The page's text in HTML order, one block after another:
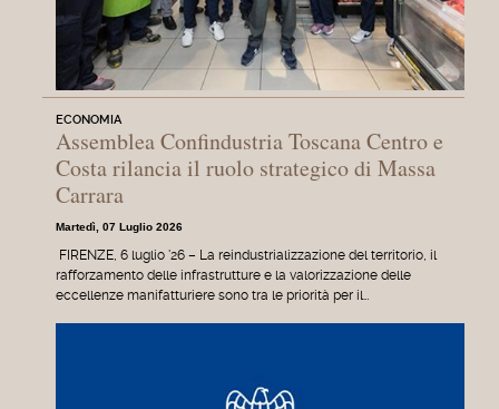
ECONOMIA
Assemblea Confindustria Toscana Centro e
Costa rilancia il ruolo strategico di Massa
Carrara
Martedì, 07 Luglio 2026
FIRENZE, 6 luglio '26 – La reindustrializzazione del territorio, il
rafforzamento delle infrastrutture e la valorizzazione delle
eccellenze manifatturiere sono tra le priorità per il…